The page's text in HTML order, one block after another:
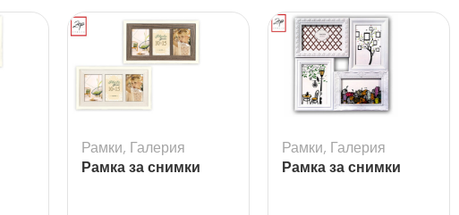
Рамки, Галерия
Рамка за снимки
Рамки, Галерия
Рамка за снимки